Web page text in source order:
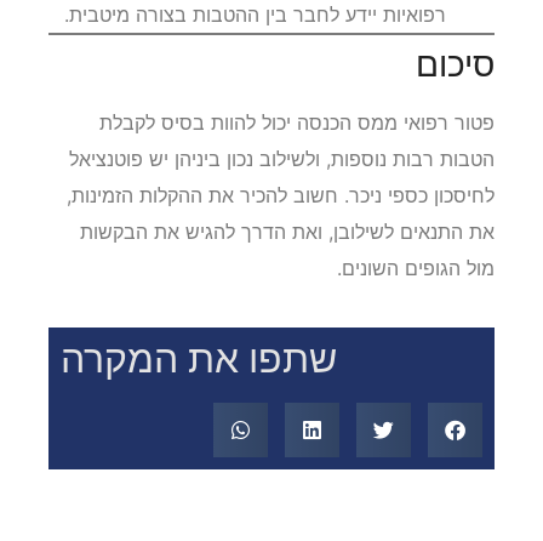
רפואיות יידע לחבר בין ההטבות בצורה מיטבית.
סיכום
פטור רפואי ממס הכנסה יכול להוות בסיס לקבלת
הטבות רבות נוספות, ולשילוב נכון ביניהן יש פוטנציאל
לחיסכון כספי ניכר. חשוב להכיר את ההקלות הזמינות,
את התנאים לשילובן, ואת הדרך להגיש את הבקשות
מול הגופים השונים.
שתפו את המקרה